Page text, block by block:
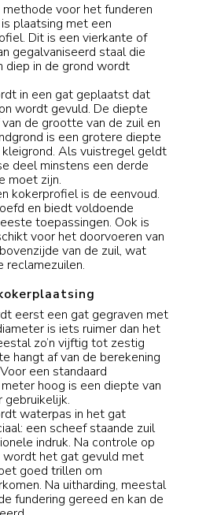
voor het funderen
plaatsing met een
Dit is een vierkante of
gegalvaniseerd staal die
diep in de grond wordt
in een gat geplaatst dat
wordt gevuld. De diepte
de grootte van de zuil en
is een grotere diepte
Als vuistregel geldt
deel minstens een derde
moet zijn.
kokerprofiel is de eenvoud.
en biedt voldoende
toepassingen. Ook is
voor het doorvoeren van
van de zuil, wat
reclamezuilen.
eerst een gat gegraven met
is iets ruimer dan het
zo’n vijftig tot zestig
hangt af van de berekening
een standaard
hoog is een diepte van
gebruikelijk.
waterpas in het gat
een scheef staande zuil
indruk. Na controle op
het gat gevuld met
goed trillen om
Na uitharding, meestal
fundering gereed en kan de